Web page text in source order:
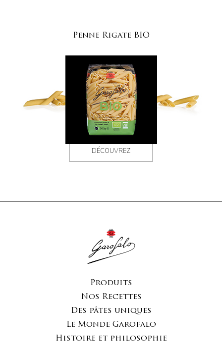
Penne Rigate BIO
DÉCOUVREZ
Produits
Nos Recettes
Des pâtes uniques
Le Monde Garofalo
Histoire et philosophie